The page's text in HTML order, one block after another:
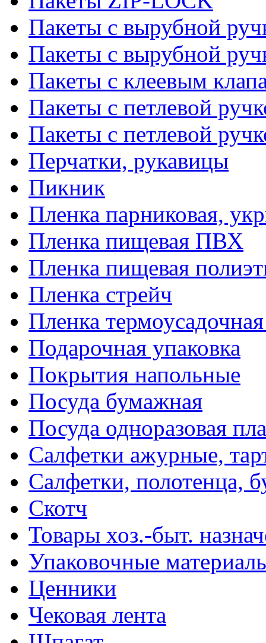
Пакеты с вырубной
Пакеты с вырубной
Пакеты с клеевым
Пакеты с петлевой
Пакеты с петлевой
Перчатки, рукавицы
Пикник
Пленка парниковая,
Пленка пищевая ПВХ
Пленка пищевая
Пленка стрейч
Пленка
Подарочная упаковка
Покрытия напольные
Посуда бумажная
Посуда одноразовая
Салфетки ажурные,
Салфетки, полотенца,
Скотч
Товары хоз.-быт.
Упаковочные
Ценники
Чековая лента